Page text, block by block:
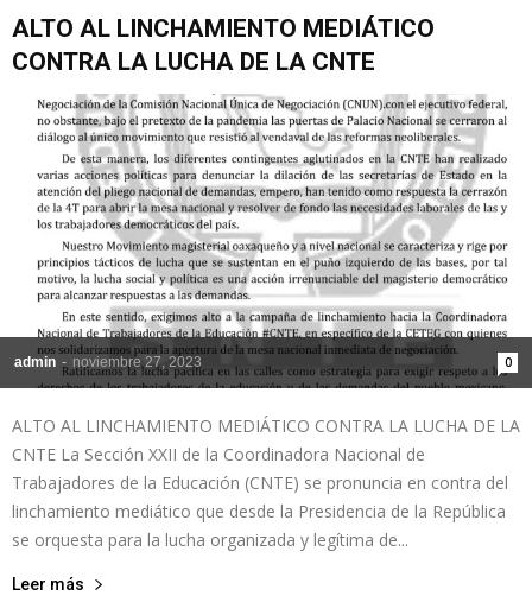
ALTO AL LINCHAMIENTO MEDIÁTICO
CONTRA LA LUCHA DE LA CNTE
admin - noviembre 27, 2023 0
ALTO AL LINCHAMIENTO MEDIÁTICO CONTRA LA LUCHA DE LA
CNTE La Sección XXII de la Coordinadora Nacional de
Trabajadores de la Educación (CNTE) se pronuncia en contra del
linchamiento mediático que desde la Presidencia de la República
se orquesta para la lucha organizada y legítima de...
Leer más